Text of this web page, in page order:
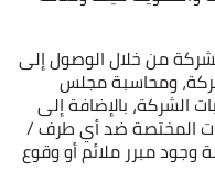
من خلال الوصول إلى
ومحاسبة مجلس
الشركة، بالإضافة إلى
المختصة ضد أي طرف /
مبرر ملائم أو وقوع